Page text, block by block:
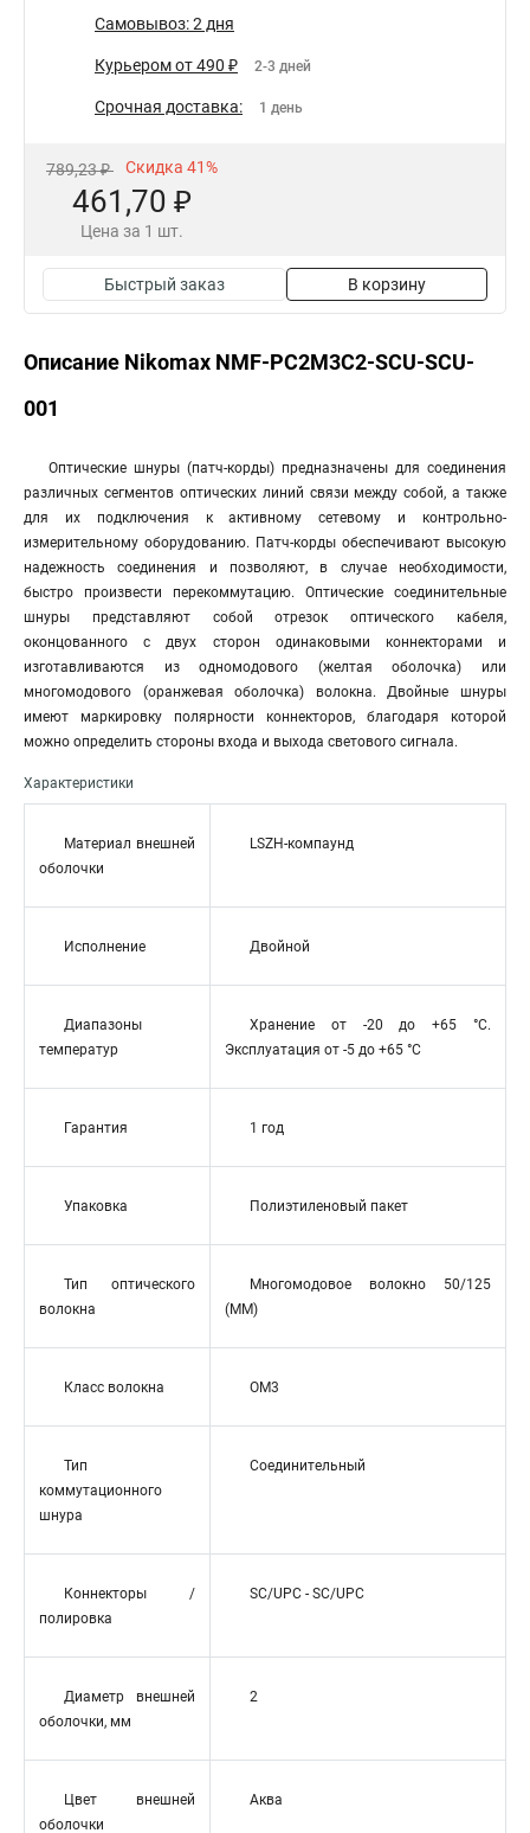
Самовывоз: 2 дня
Курьером от 490 ₽ 2-3 дней
Срочная доставка: 1 день
789,23 ₽ Скидка 41%
461,70 ₽
Цена за 1 шт.
Быстрый заказ В корзину
Описание Nikomax NMF-PC2M3C2-SCU-SCU-
001
Оптические шнуры (патч-корды) предназначены для соединения
различных сегментов оптических линий связи между собой, а также
для их подключения к активному сетевому и контрольно-
измерительному оборудованию. Патч-корды обеспечивают высокую
надежность соединения и позволяют, в случае необходимости,
быстро произвести перекоммутацию. Оптические соединительные
шнуры представляют собой отрезок оптического кабеля,
оконцованного с двух сторон одинаковыми коннекторами и
изготавливаются из одномодового (желтая оболочка) или
многомодового (оранжевая оболочка) волокна. Двойные шнуры
имеют маркировку полярности коннекторов, благодаря которой
можно определить стороны входа и выхода светового сигнала.
Характеристики
Материал внешней
оболочки
LSZH-компаунд
Исполнение Двойной
Диапазоны
температур
Хранение от -20 до +65 °C.
Эксплуатация от -5 до +65 °C
Гарантия 1 год
Упаковка Полиэтиленовый пакет
Тип оптического
волокна
Многомодовое волокно 50/125
(MM)
Класс волокна OM3
Тип
коммутационного
шнура
Соединительный
Коннекторы /
полировка
SC/UPC - SC/UPC
Диаметр внешней
оболочки, мм
2
Цвет внешней
оболочки
Аква